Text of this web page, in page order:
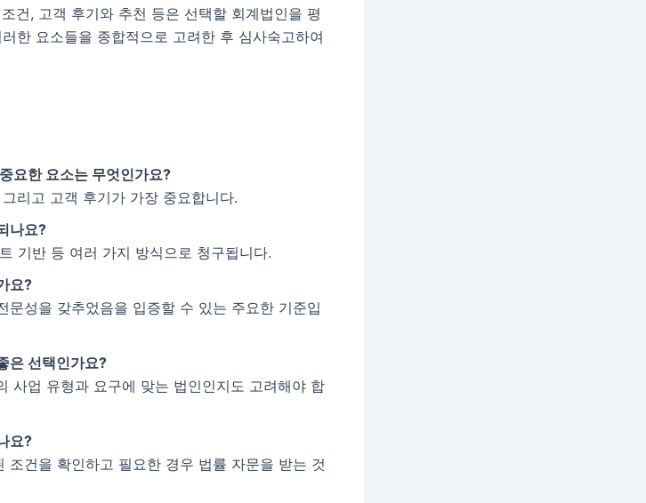
건, 고객 후기와 추천 등은 선택할 회계법인을 평
한 요소들을 종합적으로 고려한 후 심사숙고하여
요한 요소는 무엇인가요?
리고 고객 후기가 가장 중요합니다.
나요?
기반 등 여러 가지 방식으로 청구됩니다.
요?
문성을 갖추었음을 입증할 수 있는 주요한 기준입
은 선택인가요?
사업 유형과 요구에 맞는 법인인지도 고려해야 합
요?
조건을 확인하고 필요한 경우 법률 자문을 받는 것